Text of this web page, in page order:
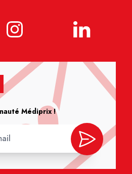
Médiprix !